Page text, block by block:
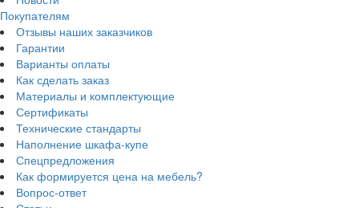
Покупателям
Отзывы наших заказчиков
Гарантии
Варианты оплаты
Как сделать заказ
Материалы и комплектующие
Сертификаты
Технические стандарты
Наполнение шкафа-купе
Спецпредложения
Как формируется цена на мебель?
Вопрос-ответ